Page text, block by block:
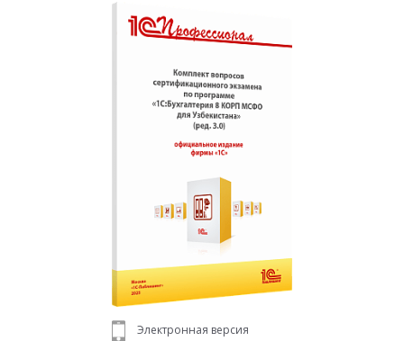
Электронная версия